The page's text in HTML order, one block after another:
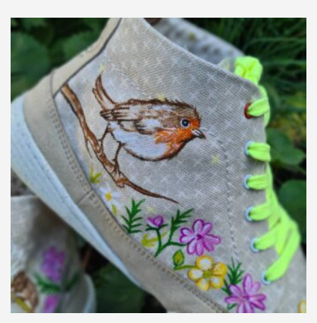
VARIANTEN
AUF.
OPTIONEN
KÖNNEN
AUF
PRODUKTSEITE
GEWÄHLT
WERDEN